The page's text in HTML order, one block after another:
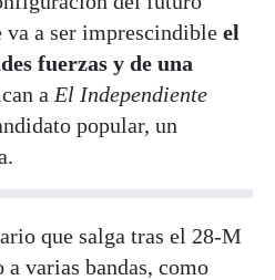
va a ser imprescindible el
fuerzas y de una
a El Independiente
popular, un
que salga tras el 28-M
varias bandas, como